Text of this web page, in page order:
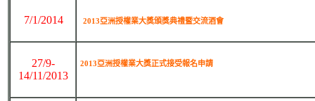
7/1/2014 2013亞洲授權業大獎頒獎典禮暨交流酒會
27/9-
14/11/2013
2013亞洲授權業大獎正式接受報名申請